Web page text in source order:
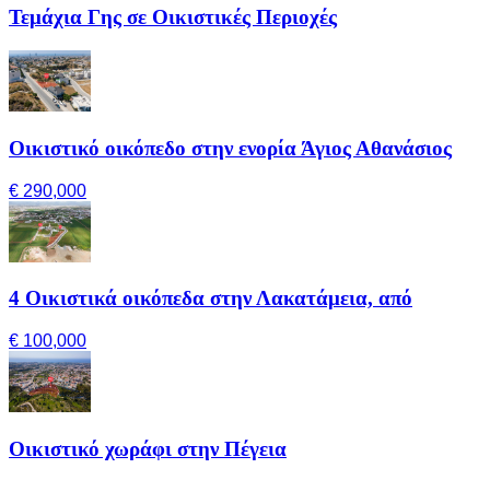
Τεμάχια Γης σε Οικιστικές Περιοχές
Οικιστικό οικόπεδο στην ενορία Άγιος Αθανάσιος
€ 290,000
4 Οικιστικά οικόπεδα στην Λακατάμεια, από
€ 100,000
Οικιστικό χωράφι στην Πέγεια